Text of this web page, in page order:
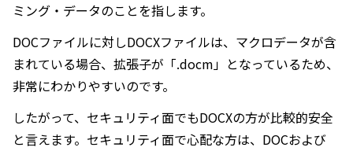
ミング・データのことを指します。
DOCファイルに対しDOCXファイルは、マクロデータが含
まれている場合、拡張子が「.docm」となっているため、
非常にわかりやすいのです。
したがって、セキュリティ面でもDOCXの方が比較的安全
と言えます。セキュリティ面で心配な方は、DOCおよび